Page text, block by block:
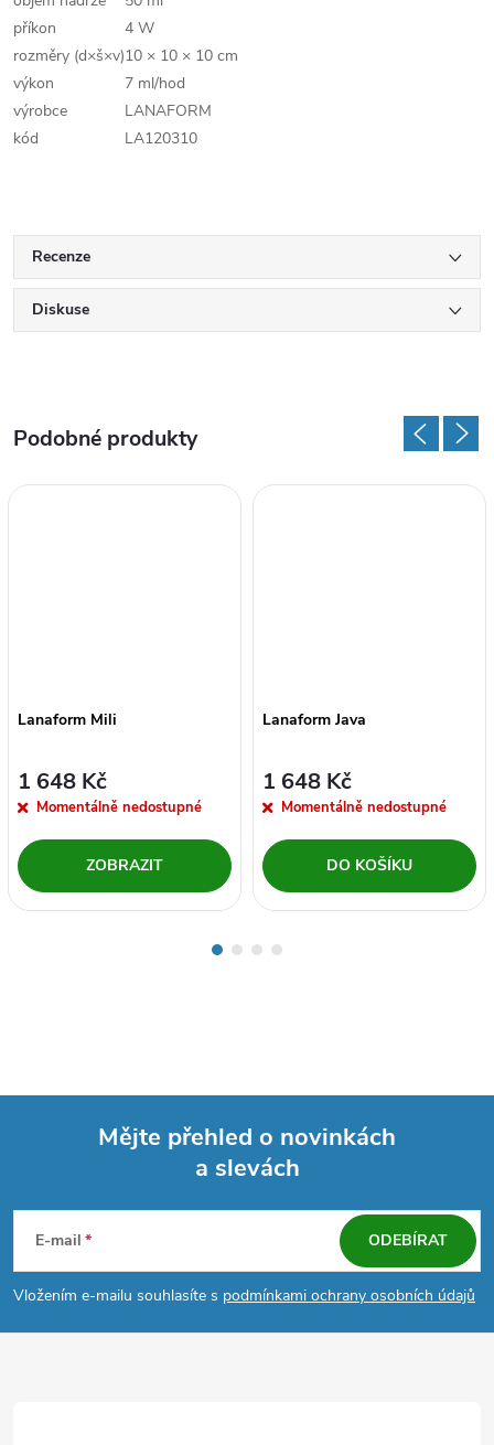
příkon
4 W
rozměry (d×š×v)10 × 10 × 10 cm
výkon
7 ml/hod
výrobce
LANAFORM
kód
LA120310
Recenze
Diskuse
Lanaform Mili
1 648 Kč
Momentálně nedostupné
ZOBRAZIT
Lanaform Java
1 648 Kč
Momentálně nedostupné
DO KOŠÍKU
p
a
Mějte přehled o novinkách
a slevách
E-mail
Vložením e-mailu souhlasíte s podmínkami ochrany osobních údajů
ODEBÍRAT